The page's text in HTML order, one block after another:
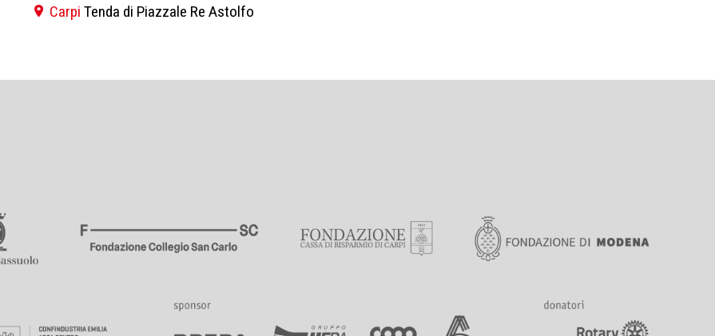
Carpi Tenda di Piazzale Re Astolfo